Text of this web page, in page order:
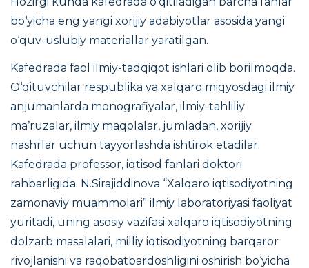
bo‘yicha eng yangi xorijiy adabiyotlar asosida yangi
o‘quv-uslubiy materiallar yaratilgan.
Kafedrada faol ilmiy-tadqiqot ishlari olib borilmoqda.
O‘qituvchilar respublika va xalqaro miqyosdagi ilmiy
anjumanlarda monografiyalar, ilmiy-tahliliy
ma’ruzalar, ilmiy maqolalar, jumladan, xorijiy
nashrlar uchun tayyorlashda ishtirok etadilar.
Kafedrada professor, iqtisod fanlari doktori
rahbarligida. N.Sirajiddinova “Xalqaro iqtisodiyotning
zamonaviy muammolari” ilmiy laboratoriyasi faoliyat
yuritadi, uning asosiy vazifasi xalqaro iqtisodiyotning
dolzarb masalalari, milliy iqtisodiyotning barqaror
rivojlanishi va raqobatbardoshligini oshirish bo‘yicha